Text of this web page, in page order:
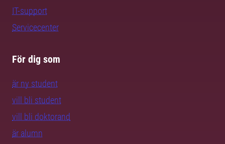
IT-support
Servicecenter
För dig som
är ny student
vill bli student
vill bli doktorand
är alumn